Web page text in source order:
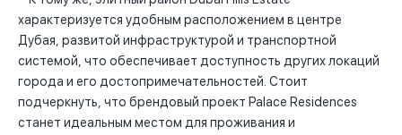
характеризуется удобным расположением в центре
Дубая, развитой инфраструктурой и транспортной
системой, что обеспечивает доступность других локаций
города и его достопримечательностей. Стоит
подчеркнуть, что брендовый проект Palace Residences
станет идеальным местом для проживания и